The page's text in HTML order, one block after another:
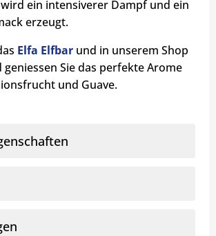
ein intensiverer Dampf und ein
erzeugt.
Elfa Elfbar und in unserem Shop
geniessen Sie das perfekte Arome
und Guave.